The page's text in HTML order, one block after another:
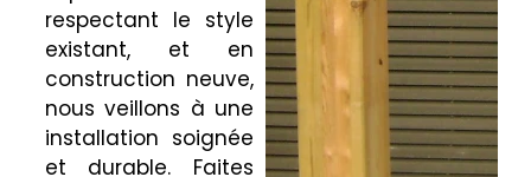
respectant le style
existant, et en
construction neuve,
nous veillons à une
installation soignée
et durable. Faites